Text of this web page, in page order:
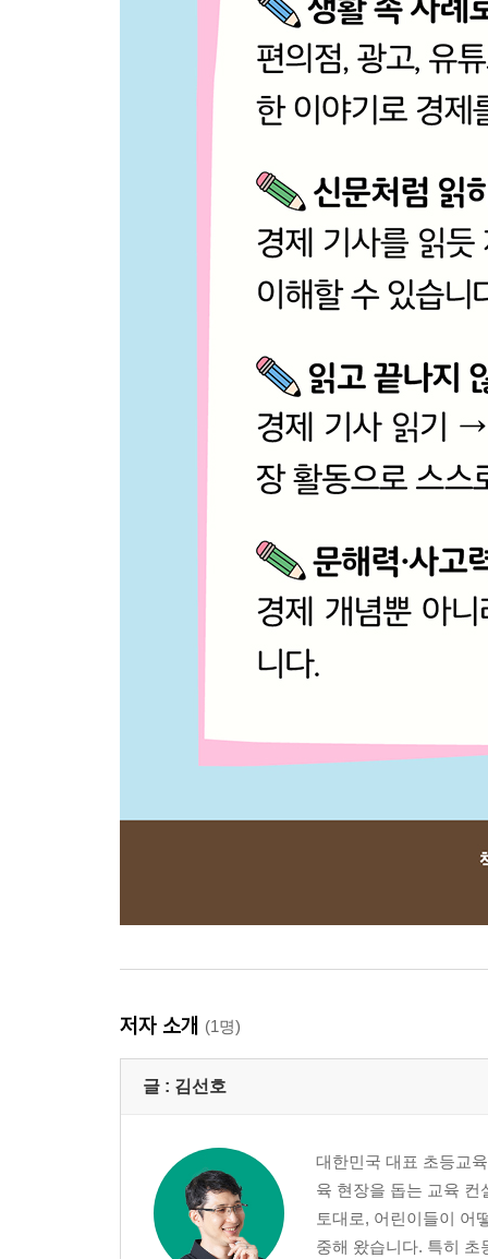
저자 소개 (1명)
글 : 김선호
대한민국 대표 초등교
육 현장을 돕는 교육
토대로, 어린이들이 어
중해 왔습니다. 특히 초